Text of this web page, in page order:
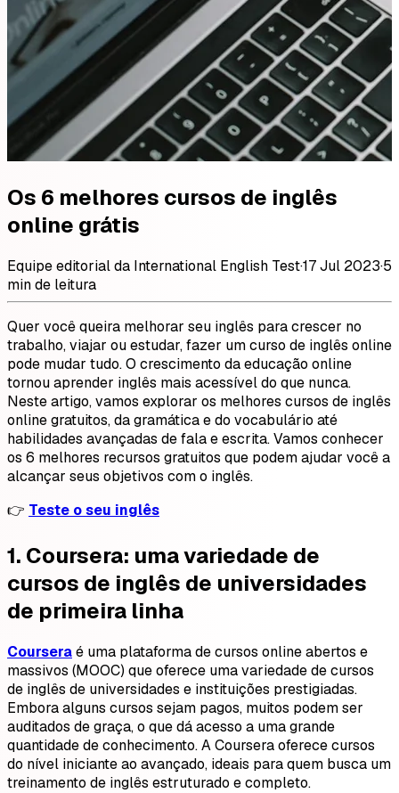
Os 6 melhores cursos de inglês
online grátis
Equipe editorial da International English Test·17 Jul 2023·5
min de leitura
Quer você queira melhorar seu inglês para crescer no
trabalho, viajar ou estudar, fazer um curso de inglês online
pode mudar tudo. O crescimento da educação online
tornou aprender inglês mais acessível do que nunca.
Neste artigo, vamos explorar os melhores cursos de inglês
online gratuitos, da gramática e do vocabulário até
habilidades avançadas de fala e escrita. Vamos conhecer
os 6 melhores recursos gratuitos que podem ajudar você a
alcançar seus objetivos com o inglês.
👉 Teste o seu inglês
1. Coursera: uma variedade de
cursos de inglês de universidades
de primeira linha
Courseraé uma plataforma de cursos online abertos e
massivos (MOOC) que oferece uma variedade de cursos
de inglês de universidades e instituições prestigiadas.
Embora alguns cursos sejam pagos, muitos podem ser
auditados de graça, o que dá acesso a uma grande
quantidade de conhecimento. A Coursera oferece cursos
do nível iniciante ao avançado, ideais para quem busca um
treinamento de inglês estruturado e completo.